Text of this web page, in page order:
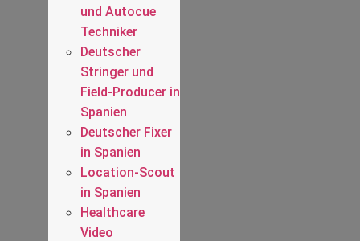
und Autocue
Techniker
Deutscher
Stringer und
Field-Producer in
Spanien
Deutscher Fixer
in Spanien
Location-Scout
in Spanien
Healthcare
Video